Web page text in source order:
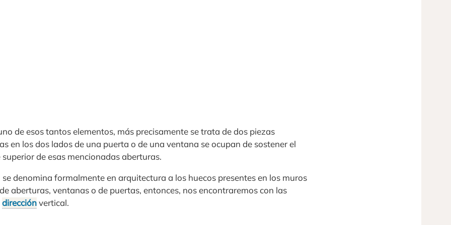
de esos tantos elementos, más precisamente se trata de dos piezas
en los dos lados de una puerta o de una ventana se ocupan de sostener el
de esas mencionadas aberturas.
se denomina formalmente en arquitectura a los huecos presentes en los muros
aberturas, ventanas o de puertas, entonces, nos encontraremos con las
direcciónvertical.